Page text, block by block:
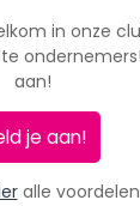
in onze
aan!
je aan!
alle voordelen